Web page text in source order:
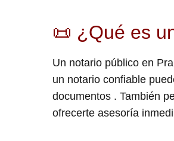
📜 ¿Qué es
Un notario público en
un notario confiable
documentos . También
ofrecerte asesoría